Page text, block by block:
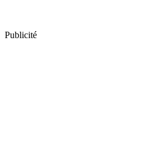
Publicité